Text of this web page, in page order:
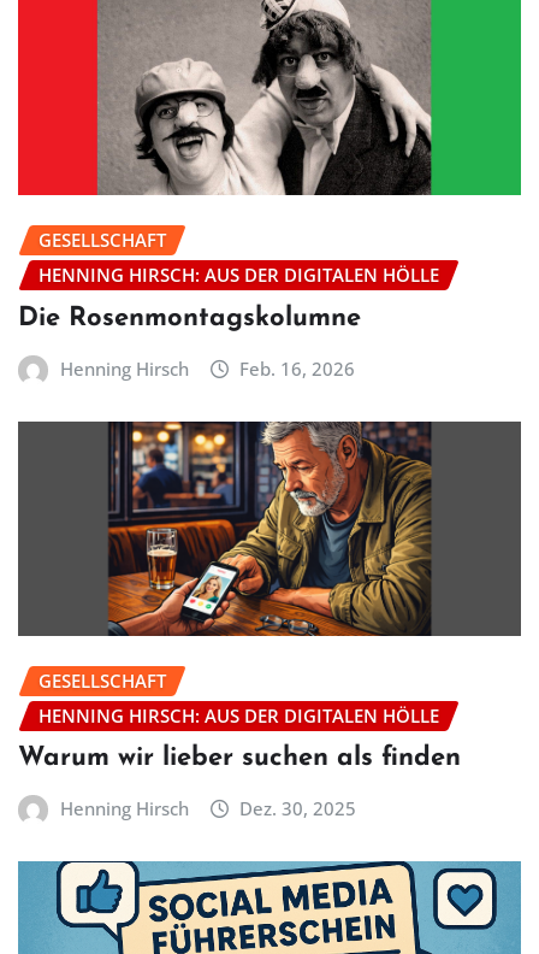
GESELLSCHAFT
HENNING HIRSCH: AUS DER DIGITALEN HÖLLE
Die Rosenmontagskolumne
Henning Hirsch Feb. 16, 2026
GESELLSCHAFT
HENNING HIRSCH: AUS DER DIGITALEN HÖLLE
Warum wir lieber suchen als finden
Henning Hirsch Dez. 30, 2025